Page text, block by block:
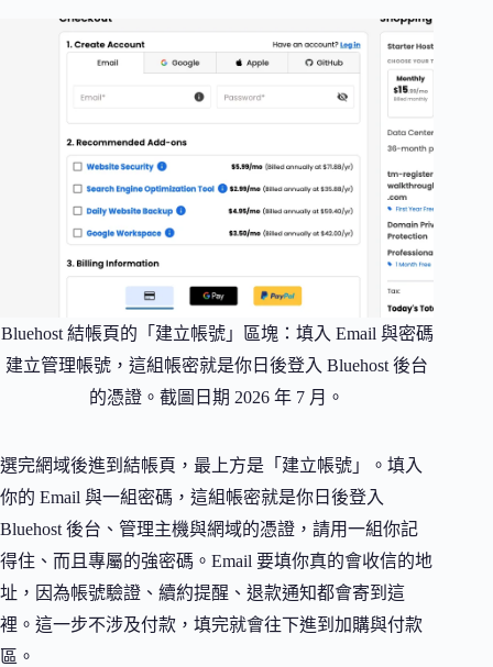
Bluehost 結帳頁的「建立帳號」區塊：填入 Email 與密碼
建立管理帳號，這組帳密就是你日後登入 Bluehost 後台
的憑證。截圖日期 2026 年 7 月。
選完網域後進到結帳頁，最上方是「建立帳號」。填入
你的 Email 與一組密碼，這組帳密就是你日後登入
Bluehost 後台、管理主機與網域的憑證，請用一組你記
得住、而且專屬的強密碼。Email 要填你真的會收信的地
址，因為帳號驗證、續約提醒、退款通知都會寄到這
裡。這一步不涉及付款，填完就會往下進到加購與付款
區。